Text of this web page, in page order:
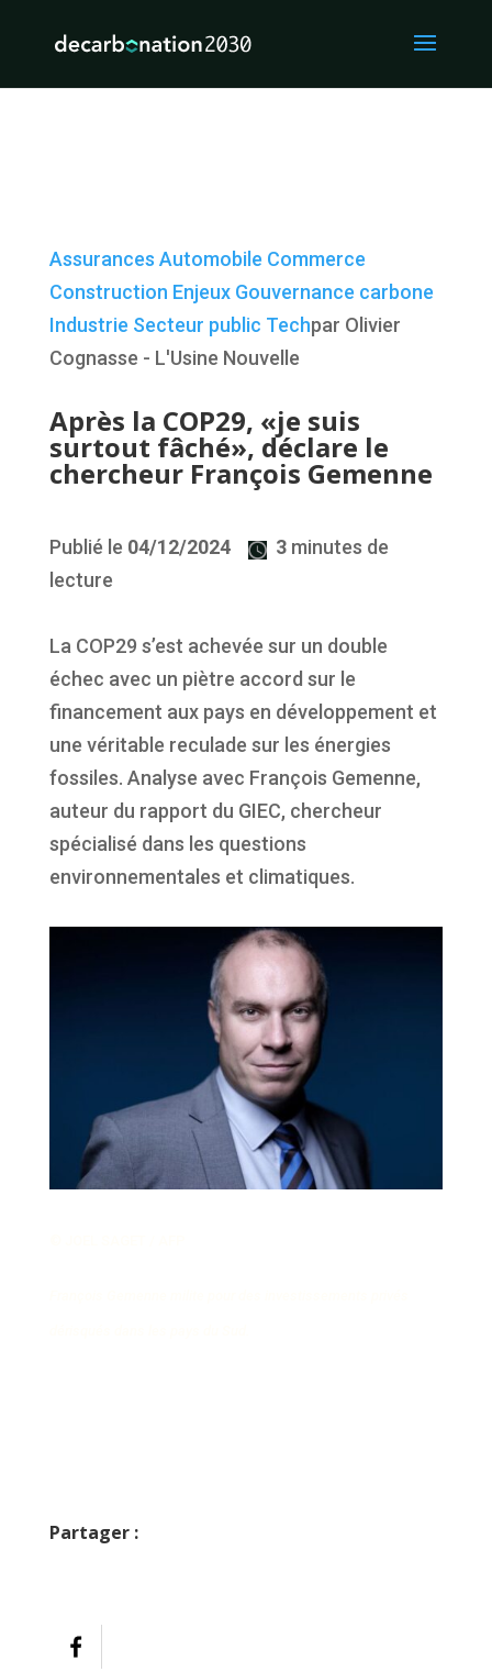
Assurances Automobile Commerce
Construction Enjeux Gouvernance carbone
Industrie Secteur public Techpar Olivier
Cognasse - L'Usine Nouvelle
Après la COP29, «je suis
surtout fâché», déclare le
chercheur François Gemenne
Publié le 04/12/2024 3 minutes de
lecture
La COP29 s’est achevée sur un double
échec avec un piètre accord sur le
financement aux pays en développement et
une véritable reculade sur les énergies
fossiles. Analyse avec François Gemenne,
auteur du rapport du GIEC, chercheur
spécialisé dans les questions
environnementales et climatiques.
Partager :